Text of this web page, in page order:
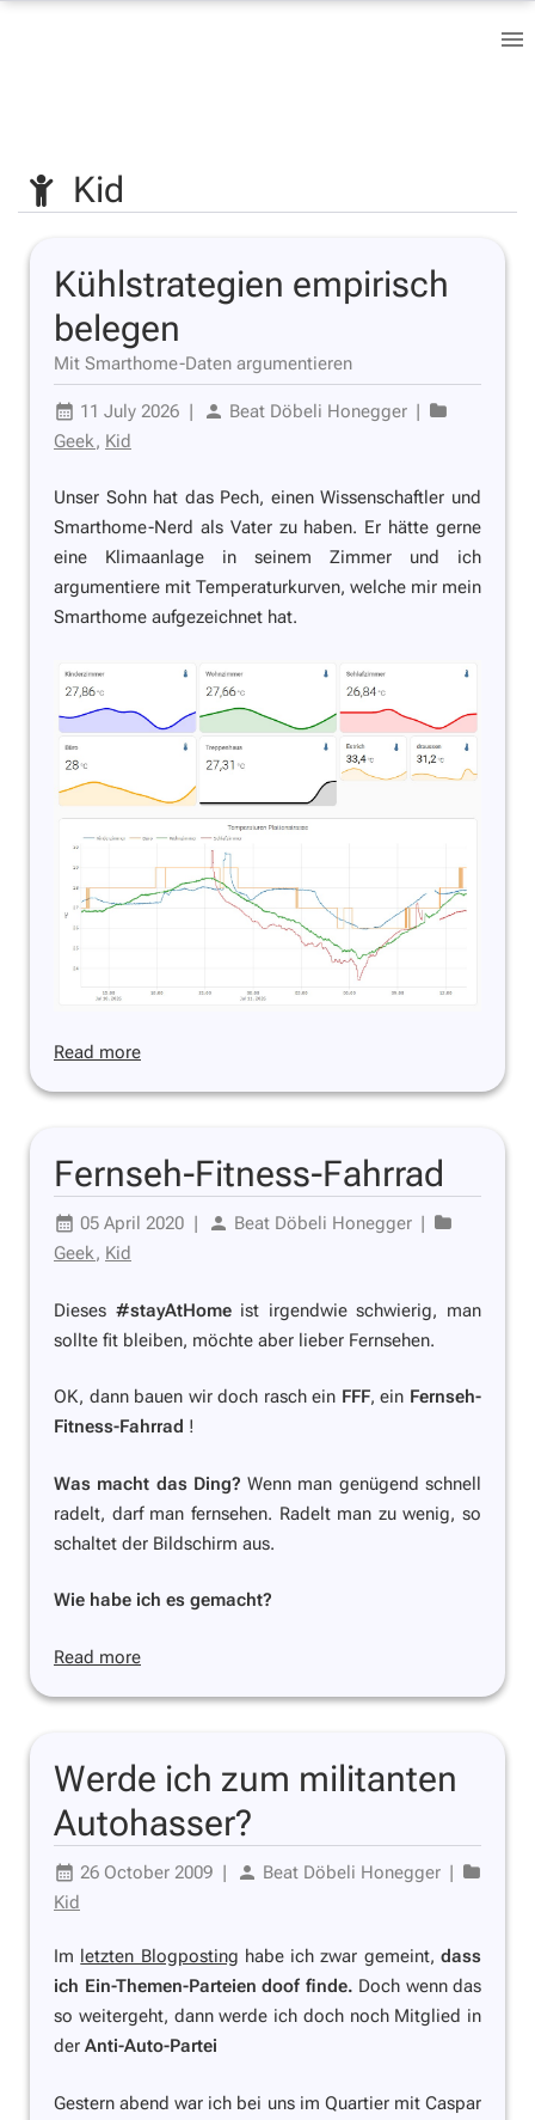
Kid
Kühlstrategien empirisch
belegen
Mit Smarthome-Daten argumentieren
11 July 2026 | Beat Döbeli Honegger |
Geek, Kid
Unser Sohn hat das Pech, einen Wissenschaftler und
Smarthome-Nerd als Vater zu haben. Er hätte gerne
eine Klimaanlage in seinem Zimmer und ich
argumentiere mit Temperaturkurven, welche mir mein
Smarthome aufgezeichnet hat.
Read more
Fernseh-Fitness-Fahrrad
05 April 2020 | Beat Döbeli Honegger |
Geek, Kid
Dieses #stayAtHomeist irgendwie schwierig, man
sollte fit bleiben, möchte aber lieber Fernsehen.
OK, dann bauen wir doch rasch ein FFF, ein Fernseh-
Fitness-Fahrrad !
Was macht das Ding? Wenn man genügend schnell
radelt, darf man fernsehen. Radelt man zu wenig, so
schaltet der Bildschirm aus.
Wie habe ich es gemacht?
Read more
Werde ich zum militanten
Autohasser?
26 October 2009 | Beat Döbeli Honegger |
Kid
Im letzten Blogposting habe ich zwar gemeint,dass
ich Ein-Themen-Parteien doof finde. Doch wenn das
so weitergeht, dann werde ich doch noch Mitglied in
der Anti-Auto-Partei
Gestern abend war ich bei uns im Quartier mit Caspar